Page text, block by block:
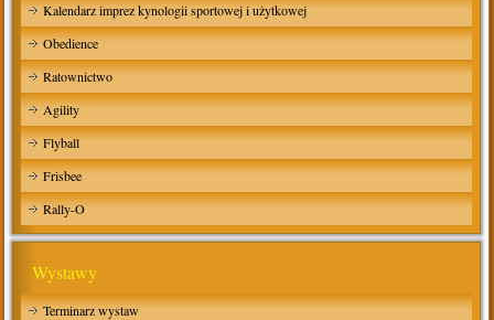
Kalendarz imprez kynologii sportowej i użytkowej
Obedience
Ratownictwo
Agility
Flyball
Frisbee
Rally-O
Wystawy
Terminarz wystaw